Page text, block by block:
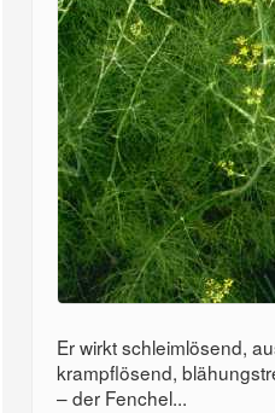
Er wirkt schleimlösend,